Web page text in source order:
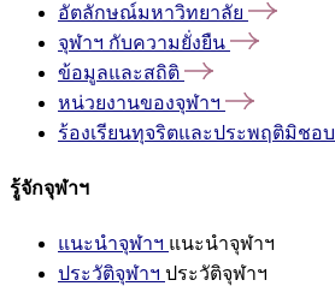
อัตลักษณ์มหาวิทยาลัย
จุฬาฯ กับความยั่งยืน
ข้อมูลและสถิติ
หน่วยงานของจุฬาฯ
ร้องเรียนทุจริตและประพฤติมิชอบ
รู้จักจุฬาฯ
แนะนำจุฬาฯ แนะนำจุฬาฯ
ประวัติจุฬาฯ ประวัติจุฬาฯ